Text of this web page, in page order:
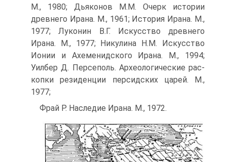
M., 1980; Дьяконов М.М. Очерк истории
древнего Ирана. M., 1961; История Ирана. M.,
1977; Луко­нин В.Г. Искусство древнего
Ирана. M., 1977; Нику­лина Н.М. Искусство
Ионии и Ахеменидского Ирана. M., 1994;
Уилбер Д. Персеполь. Археологические рас­
копки резиденции персидских царей. M.,
1977;
Фрай Р. Наследие Ирана. M., 1972.